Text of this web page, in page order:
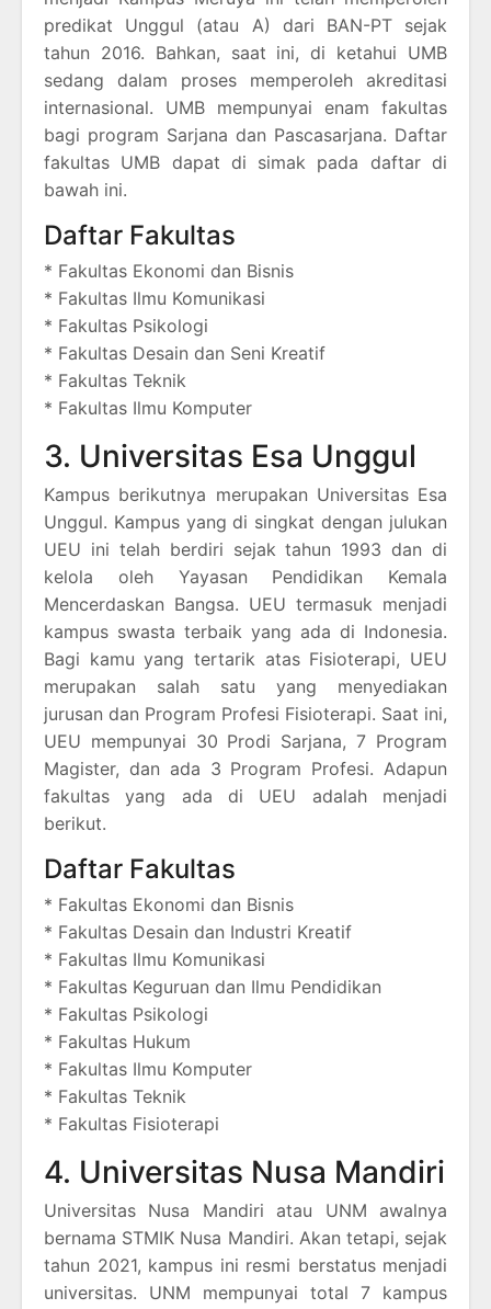
predikat Unggul (atau A) dari BAN-PT sejak
tahun 2016. Bahkan, saat ini, di ketahui UMB
sedang dalam proses memperoleh akreditasi
internasional. UMB mempunyai enam fakultas
bagi program Sarjana dan Pascasarjana. Daftar
fakultas UMB dapat di simak pada daftar di
bawah ini.
Daftar Fakultas
* Fakultas Ekonomi dan Bisnis
* Fakultas Ilmu Komunikasi
* Fakultas Psikologi
* Fakultas Desain dan Seni Kreatif
* Fakultas Teknik
* Fakultas Ilmu Komputer
3. Universitas Esa Unggul
Kampus berikutnya merupakan Universitas Esa
Unggul. Kampus yang di singkat dengan julukan
UEU ini telah berdiri sejak tahun 1993 dan di
kelola oleh Yayasan Pendidikan Kemala
Mencerdaskan Bangsa. UEU termasuk menjadi
kampus swasta terbaik yang ada di Indonesia.
Bagi kamu yang tertarik atas Fisioterapi, UEU
merupakan salah satu yang menyediakan
jurusan dan Program Profesi Fisioterapi. Saat ini,
UEU mempunyai 30 Prodi Sarjana, 7 Program
Magister, dan ada 3 Program Profesi. Adapun
fakultas yang ada di UEU adalah menjadi
berikut.
Daftar Fakultas
* Fakultas Ekonomi dan Bisnis
* Fakultas Desain dan Industri Kreatif
* Fakultas Ilmu Komunikasi
* Fakultas Keguruan dan Ilmu Pendidikan
* Fakultas Psikologi
* Fakultas Hukum
* Fakultas Ilmu Komputer
* Fakultas Teknik
* Fakultas Fisioterapi
4. Universitas Nusa Mandiri
Universitas Nusa Mandiri atau UNM awalnya
bernama STMIK Nusa Mandiri. Akan tetapi, sejak
tahun 2021, kampus ini resmi berstatus menjadi
universitas. UNM mempunyai total 7 kampus